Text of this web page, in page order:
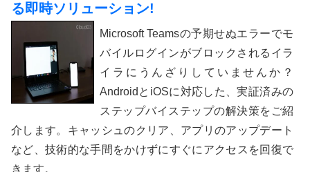
る即時ソリューション!
Microsoft Teamsの予期せぬエラーでモ
バイルログインがブロックされるイラ
イラにうんざりしていませんか？
AndroidとiOSに対応した、実証済みの
ステップバイステップの解決策をご紹
介します。キャッシュのクリア、アプリのアップデート
など、技術的な手間をかけずにすぐにアクセスを回復で
きます。